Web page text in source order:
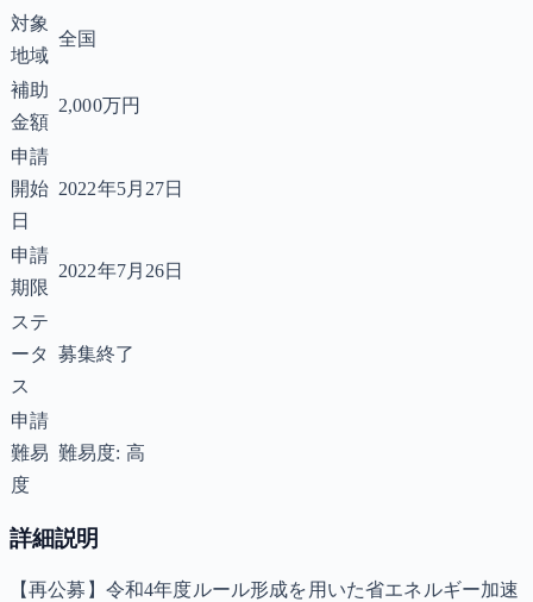
対象
地域
全国
補助
金額
2,000万円
申請
開始
日
2022年5月27日
申請
期限
2022年7月26日
ステ
ータ
ス
募集終了
申請
難易
度
難易度: 高
詳細説明
【再公募】令和4年度ルール形成を用いた省エネルギー加速